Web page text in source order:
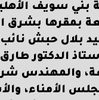
بني سويف
بمقرها بشرق
بلال حبش نائب
الدكتور
والمهندس
الأمناء،